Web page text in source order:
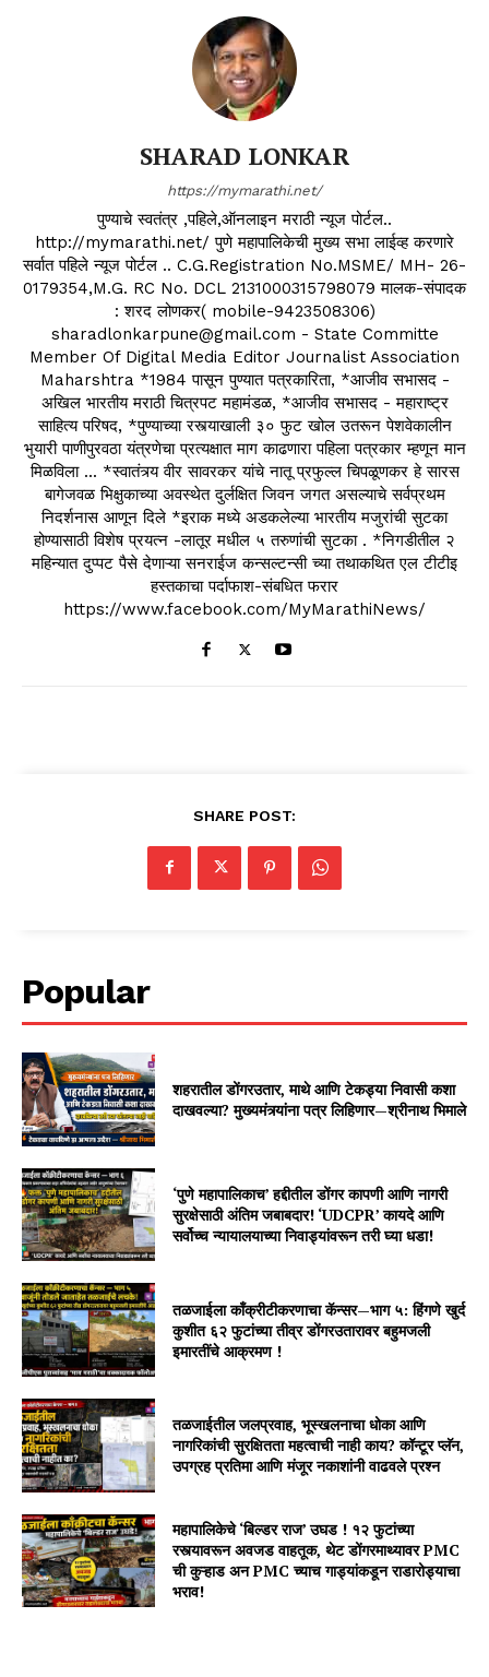
SHARAD LONKAR
https://mymarathi.net/
पुण्याचे स्वतंत्र ,पहिले,ऑनलाइन मराठी न्यूज पोर्टल..
http://mymarathi.net/ पुणे महापालिकेची मुख्य सभा लाईव्ह करणारे
सर्वात पहिले न्यूज पोर्टल .. C.G.Registration No.MSME/ MH- 26-
0179354,M.G. RC No. DCL 2131000315798079 मालक-संपादक
: शरद लोणकर( mobile-9423508306)
sharadlonkarpune@gmail.com - State Committe
Member Of Digital Media Editor Journalist Association
Maharshtra *1984 पासून पुण्यात पत्रकारिता, *आजीव सभासद -
अखिल भारतीय मराठी चित्रपट महामंडळ, *आजीव सभासद - महाराष्ट्र
साहित्य परिषद, *पुण्याच्या रस्त्याखाली ३० फुट खोल उतरून पेशवेकालीन
भुयारी पाणीपुरवठा यंत्रणेचा प्रत्यक्षात माग काढणारा पहिला पत्रकार म्हणून मान
मिळविला ... *स्वातंत्र्य वीर सावरकर यांचे नातू प्रफुल्ल चिपळूणकर हे सारस
बागेजवळ भिक्षुकाच्या अवस्थेत दुर्लक्षित जिवन जगत असल्याचे सर्वप्रथम
निदर्शनास आणून दिले *इराक मध्ये अडकलेल्या भारतीय मजुरांची सुटका
होण्यासाठी विशेष प्रयत्न -लातूर मधील ५ तरुणांची सुटका . *निगडीतील २
महिन्यात दुप्पट पैसे देणाऱ्या सनराईज कन्सल्टन्सी च्या तथाकथित एल टीटीइ
हस्तकाचा पर्दाफाश-संबधित फरार
https://www.facebook.com/MyMarathiNews/
SHARE POST:
Popular
शहरातील डोंगरउतार, माथे आणि टेकड्या निवासी कशा
दाखवल्या? मुख्यमंत्र्यांना पत्र लिहिणार—श्रीनाथ भिमाले
‘पुणे महापालिकाच’ हद्दीतील डोंगर कापणी आणि नागरी
सुरक्षेसाठी अंतिम जबाबदार! ‘UDCPR’ कायदे आणि
सर्वोच्च न्यायालयाच्या निवाड्यांवरून तरी घ्या धडा!
तळजाईला काँक्रीटीकरणाचा कॅन्सर—भाग ५: हिंगणे खुर्द
कुशीत ६२ फुटांच्या तीव्र डोंगरउतारावर बहुमजली
इमारतींचे आक्रमण !
तळजाईतील जलप्रवाह, भूस्खलनाचा धोका आणि
नागरिकांची सुरक्षितता महत्वाची नाही काय? कॉन्टूर प्लॅन,
उपग्रह प्रतिमा आणि मंजूर नकाशांनी वाढवले प्रश्न
महापालिकेचे ‘बिल्डर राज’ उघड ! १२ फुटांच्या
रस्त्यावरून अवजड वाहतूक, थेट डोंगरमाथ्यावर PMC
ची कुऱ्हाड अन PMC च्याच गाड्यांकडून राडारोड्याचा
भराव!